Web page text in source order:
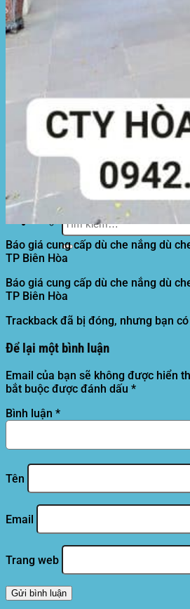
Thi Công Mái Xếp TPHCM
Hoạt động
May bạt mái che
Thi công bạt lót lồ
Thay bạt áo dù
Thi công mái tôn
Tuyển Dụng Hòa Phát Đạt
Liên hệ Hòa Phát Đạt
Tìm
kiếm:
Báo giá cung cấp dù che nắng dù
TP Biên Hòa
Báo giá cung cấp dù che nắng dù
TP Biên Hòa
Trackback đã bị đóng, nhưng bạn
Để lại một bình luận
Email của bạn sẽ không được hiển
bắt buộc được đánh dấu *
Bình luận *
Tên
Email
Trang web